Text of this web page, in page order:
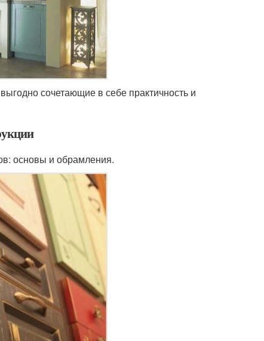
сочетающие в себе практичность и
основы и обрамления.